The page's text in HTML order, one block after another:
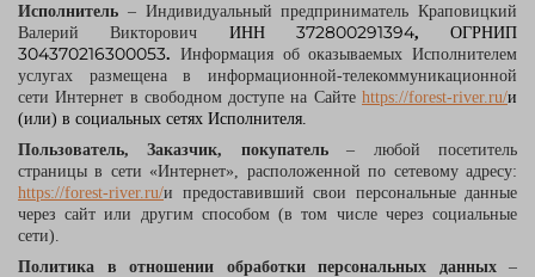
Исполнитель – Индивидуальный предприниматель Краповицкий
Валерий Викторович ИНН 372800291394, ОГРНИП
304370216300053. Информация об оказываемых Исполнителем
услугах размещена в информационной-телекоммуникационной
сети Интернет в свободном доступе на Сайте https://forest-river.ru/и
(или) в социальных сетях Исполнителя.
Пользователь, Заказчик, покупатель– любой посетитель
страницы в сети «Интернет», расположенной по сетевому адресу:
https://forest-river.ru/и предоставивший свои персональные данные
через сайт или другим способом (в том числе через социальные
сети).
Политика в отношении обработки персональных данных–